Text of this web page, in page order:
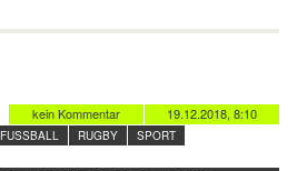
19.12.2018, 8:10
kein Kommentar
FUSSBALL RUGBY
SPORT